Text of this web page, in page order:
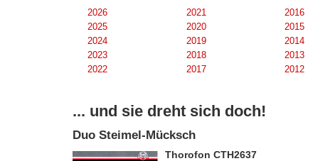
2026
2025
2024
2023
2022
2021
2020
2019
2018
2017
2016
2015
2014
2013
2012
... und sie dreht sich doch!
Duo Steimel-Mücksch
Thorofon CTH2637